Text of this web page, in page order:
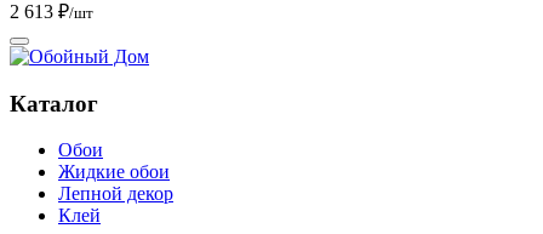
2 613 ₽/шт
Каталог
Обои
Жидкие обои
Лепной декор
Клей